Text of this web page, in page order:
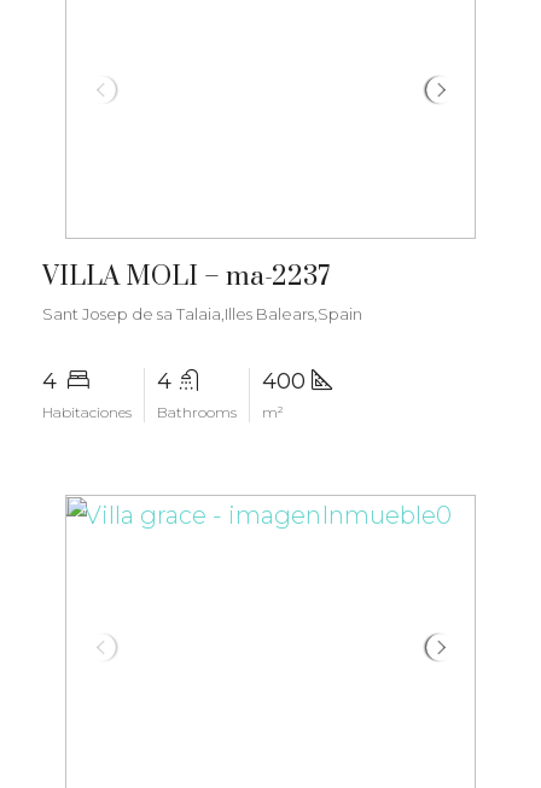
VILLA MOLI – ma-2237
Sant Josep de sa Talaia,Illes Balears,Spain
4
Habitaciones
4
Bathrooms
400
m²